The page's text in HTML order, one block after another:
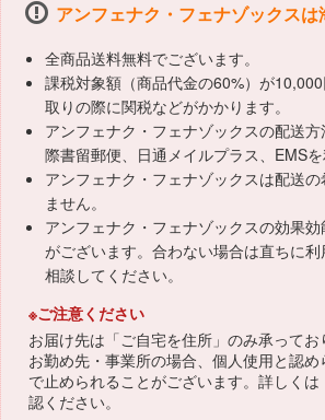
アンフェナク・フェナゾックスは
全商品送料無料でございます。
課税対象額（商品代金の60%）が
取りの際に関税などがかかります。
アンフェナク・フェナゾックスの配送
際書留郵便、日通メイルプラス、EMSを
アンフェナク・フェナゾックスは配送
ません。
アンフェナク・フェナゾックスの効果
がございます。合わない場合は直ちに
相談してください。
※ご注意ください
お届け先は「ご自宅を住所」のみ承って
お勤め先・事業所の場合、個人使用と認
で止められることがございます。詳しくは
認ください。